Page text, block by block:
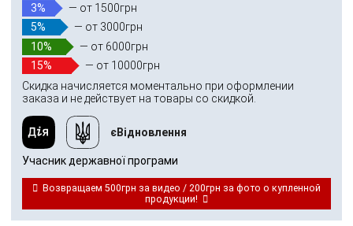
3%
— от 1500грн
5%
— от 3000грн
10%
— от 6000грн
15%
— от 10000грн
Скидка начисляется моментально при оформлении
заказа и не действует на товары со скидкой.
єВідновлення
Учасник державної програми
Возвращаем 500грн за видео / 200грн за фото о купленной
продукции!